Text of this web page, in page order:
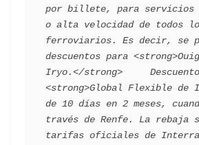
por billete, para servicios
o alta velocidad de todos
ferroviarios. Es decir, se
descuentos para
Iryo.</strong>
<strong>Global Flexible
de 10 días en 2 meses,
través de Renfe. La rebaja
tarifas oficiales de